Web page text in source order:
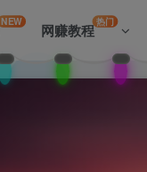
NEW 网赚教程热门